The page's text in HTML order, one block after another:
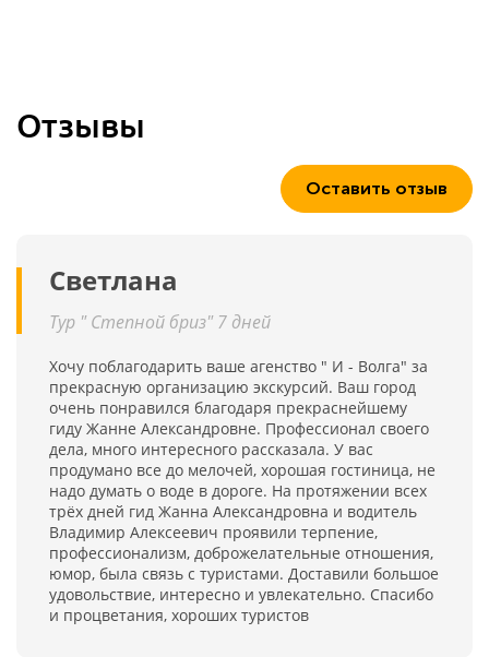
Отзывы
Оставить отзыв
Светлана
Тур " Степной бриз" 7 дней
Хочу поблагодарить ваше агенство " И - Волга" за
прекрасную организацию экскурсий. Ваш город
очень понравился благодаря прекраснейшему
гиду Жанне Александровне. Профессионал своего
дела, много интересного рассказала. У вас
продумано все до мелочей, хорошая гостиница, не
надо думать о воде в дороге. На протяжении всех
трёх дней гид Жанна Александровна и водитель
Владимир Алексеевич проявили терпение,
профессионализм, доброжелательные отношения,
юмор, была связь с туристами. Доставили большое
удовольствие, интересно и увлекательно. Спасибо
и процветания, хороших туристов